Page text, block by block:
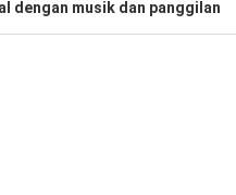
dengan musik dan panggilan